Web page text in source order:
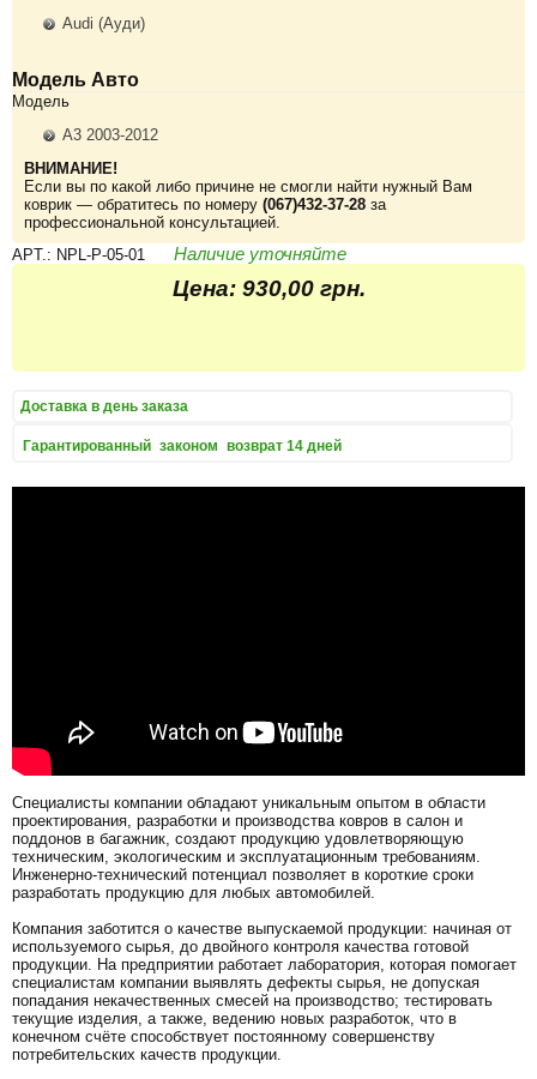
Audi (Ауди)
Модель Авто
Модель
A3 2003-2012
ВНИМАНИЕ!
Если вы по какой либо причине не смогли найти нужный Вам
коврик — обратитесь по номеру (067)432-37-28 за
профессиональной консультацией.
APT.: NPL-P-05-01
Наличие уточняйте
Цена: 930,00 грн.
Доставка в день заказа
Гарантированный законом возврат 14 дней
Специалисты компании обладают уникальным опытом в области
проектирования, разработки и производства ковров в салон и
поддонов в багажник, создают продукцию удовлетворяющую
техническим, экологическим и эксплуатационным требованиям.
Инженерно-технический потенциал позволяет в короткие сроки
разработать продукцию для любых автомобилей.
Компания заботится о качестве выпускаемой продукции: начиная от
используемого сырья, до двойного контроля качества готовой
продукции. На предприятии работает лаборатория, которая помогает
специалистам компании выявлять дефекты сырья, не допуская
попадания некачественных смесей на производство; тестировать
текущие изделия, а также, ведению новых разработок, что в
конечном счёте способствует постоянному совершенству
потребительских качеств продукции.